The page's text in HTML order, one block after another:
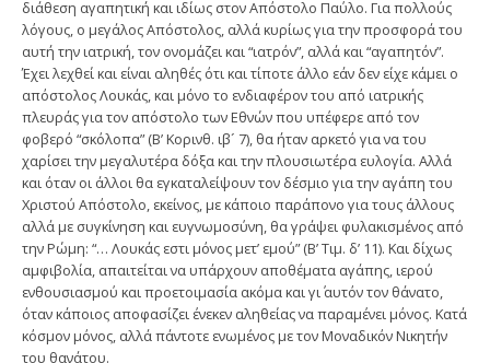
διάθεση αγαπητική και ιδίως στον Απόστολο Παύλο. Για πολλούς
λόγους, ο μεγάλος Απόστολος, αλλά κυρίως για την προσφορά του
αυτή την ιατρική, τον ονομάζει και “ιατρόν”, αλλά και “αγαπητόν”.
Έχει λεχθεί και είναι αληθές ότι και τίποτε άλλο εάν δεν είχε κάμει ο
απόστολος Λουκάς, και μόνο το ενδιαφέρον του από ιατρικής
πλευράς για τον απόστολο των Εθνών που υπέφερε από τον
φοβερό “σκόλοπα” (Β’ Κορινθ. ιβ´ 7), θα ήταν αρκετό για να του
χαρίσει την μεγαλυτέρα δόξα και την πλουσιωτέρα ευλογία. Αλλά
και όταν οι άλλοι θα εγκαταλείψουν τον δέσμιο για την αγάπη του
Χριστού Απόστολο, εκείνος, με κάποιο παράπονο για τους άλλους
αλλά με συγκίνηση και ευγνωμοσύνη, θα γράψει φυλακισμένος από
την Ρώμη: “… Λουκάς εστι μόνος μετ’ εμού” (Β’ Τιμ. δ’ 11). Και δίχως
αμφιβολία, απαιτείται να υπάρχουν αποθέματα αγάπης, ιερού
ενθουσιασμού και προετοιμασία ακόμα και γι΄ αυτόν τον θάνατο,
όταν κάποιος αποφασίζει ένεκεν αληθείας να παραμένει μόνος. Κατά
κόσμον μόνος, αλλά πάντοτε ενωμένος με τον Μοναδικόν Νικητήν
του θανάτου.